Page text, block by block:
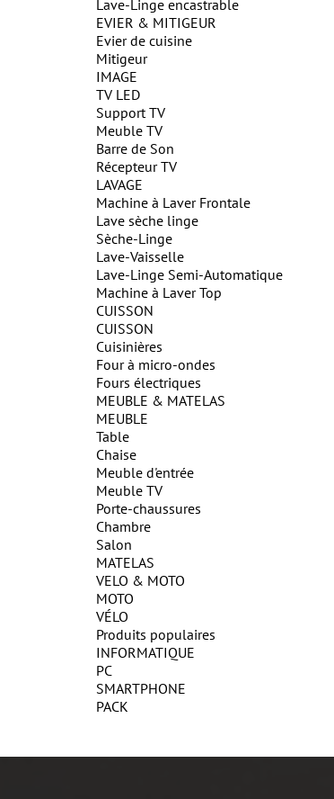
Lave-Linge encastrable
EVIER & MITIGEUR
Evier de cuisine
Mitigeur
IMAGE
TV LED
Support TV
Meuble TV
Barre de Son
Récepteur TV
LAVAGE
Machine à Laver Frontale
Lave sèche linge
Sèche-Linge
Lave-Vaisselle
Lave-Linge Semi-Automatique
Machine à Laver Top
CUISSON
CUISSON
Cuisinières
Four à micro-ondes
Fours électriques
MEUBLE & MATELAS
MEUBLE
Table
Chaise
Meuble d'entrée
Meuble TV
Porte-chaussures
Chambre
Salon
MATELAS
VELO & MOTO
MOTO
VÉLO
Produits populaires
INFORMATIQUE
PC
SMARTPHONE
PACK